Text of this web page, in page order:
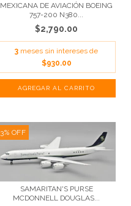
MEXICANA DE AVIACIÓN BOEING
757-200 N380...
$2,790.00
3 meses sin intereses de
$930.00
3% OFF
SAMARITAN'S PURSE
MCDONNELL DOUGLAS...